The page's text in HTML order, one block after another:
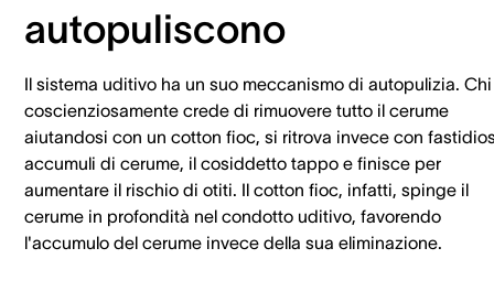
autopuliscono
Il sistema uditivo ha un suo meccanismo di autopulizia. Chi
coscienziosamente crede di rimuovere tutto il cerume
aiutandosi con un cotton fioc, si ritrova invece con
accumuli di cerume, il cosiddetto tappo e finisce per
aumentare il rischio di otiti. Il cotton fioc, infatti, spinge il
cerume in profondità nel condotto uditivo, favorendo
l'accumulo del cerume invece della sua eliminazione.